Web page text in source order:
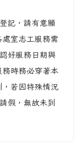
記，請有意願
室志工服務需
好服務日期與
時務必穿著本
若因特殊情況
假，無故未到